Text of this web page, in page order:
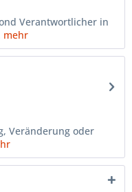
Verantwortlicher in
mehr
Veränderung oder